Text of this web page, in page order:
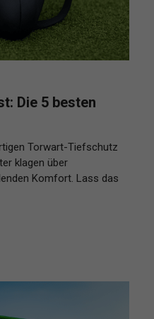
Die 5 besten
Torwart-Tiefschutz
klagen über
Komfort. Lass das